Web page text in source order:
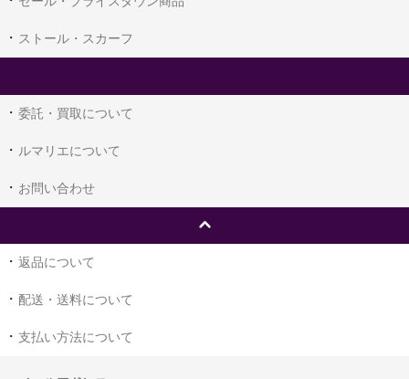
ストール・スカーフ
委託・買取について
ルマリエについて
お問い合わせ
返品について
配送・送料について
支払い方法について